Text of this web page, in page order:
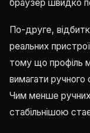
браузер швидко
По-друге,
реальних
тому що профіль
вимагати ручного
Чим менше
стабільнішою